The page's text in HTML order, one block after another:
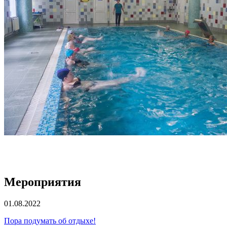
Мероприятия
01.08.2022
Пора подумать об отдыхе!